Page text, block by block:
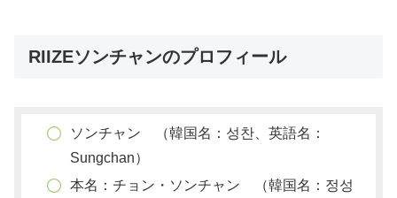
RIIZEソンチャンのプロフィール
ソンチャン （韓国名：성찬、英語名：
Sungchan）
本名：チョン・ソンチャン （韓国名：정성